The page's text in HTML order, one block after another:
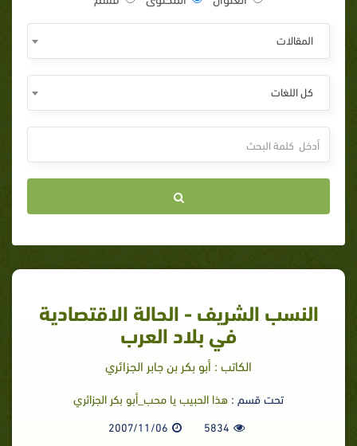
المقالات
كل اللغات
النسب الشريف - الحالة الاقتصادية
في بلاد العرب
الكاتب : أبو بكر بن جابر الجزائري
تحت قسم : هذا الحبيب يا محب_أبو بكر الجزائري
5834
2007/11/06